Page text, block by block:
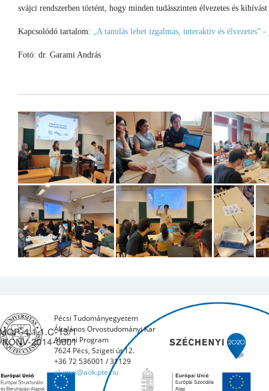
svájci rendszerben történt, hogy minden tudásszinten élvezetes és
Kapcsolódó tartalom: „A tanulás lehet izgalmas, interaktív és élvezetes”
Fotó: dr. Garami András
Pécsi Tudományegyetem
Általános Orvostudományi Kar
Alumni Program
7624 Pécs, Szigeti út 12.
+36 72 536001 / 31129
alumni@aok.pte.hu